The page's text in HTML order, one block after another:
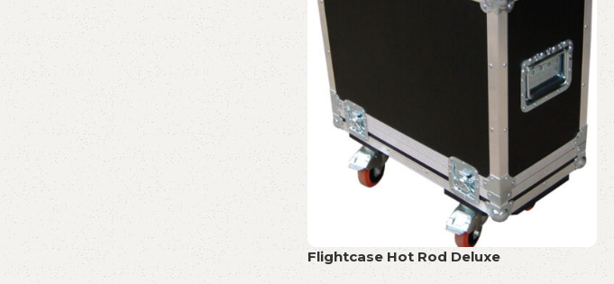
Flightcase Hot Rod Deluxe